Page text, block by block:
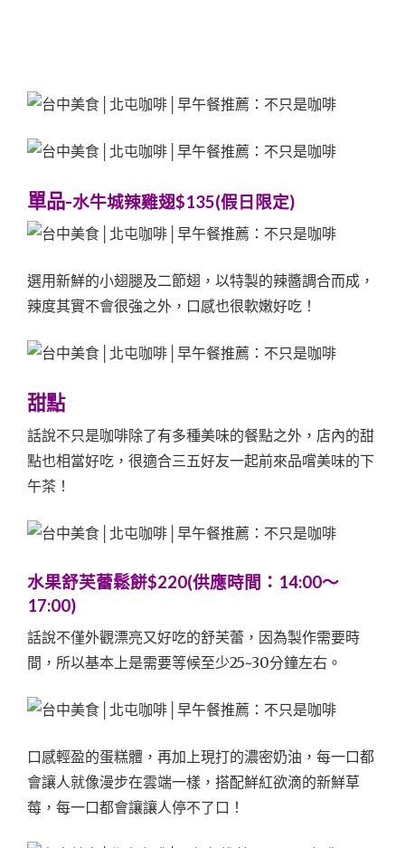
單品-水牛城辣雞翅$135(假日限定)
選用新鮮的小翅腿及二節翅，以特製的辣醬調合而成，
辣度其實不會很強之外，口感也很軟嫩好吃！
甜點
話說不只是咖啡除了有多種美味的餐點之外，店內的甜
點也相當好吃，很適合三五好友一起前來品嚐美味的下
午茶！
水果舒芙蕾鬆餅$220(供應時間：14:00～
17:00)
話說不僅外觀漂亮又好吃的舒芙蕾，因為製作需要時
間，所以基本上是需要等候至少25~30分鐘左右。
口感輕盈的蛋糕體，再加上現打的濃密奶油，每一口都
會讓人就像漫步在雲端一樣，搭配鮮紅欲滴的新鮮草
莓，每一口都會讓讓人停不了口！